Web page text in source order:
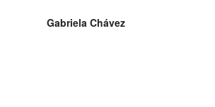
Gabriela Chávez